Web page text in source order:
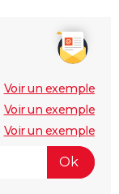
Voir un exemple
Voir un exemple
Voir un exemple